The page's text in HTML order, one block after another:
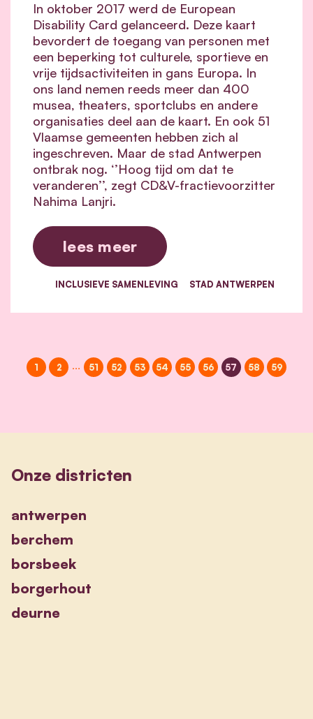
In oktober 2017 werd de European
Disability Card gelanceerd. Deze kaart
bevordert de toegang van personen met
een beperking tot culturele, sportieve en
vrije tijdsactiviteiten in gans Europa. In
ons land nemen reeds meer dan 400
musea, theaters, sportclubs en andere
organisaties deel aan de kaart. En ook 51
Vlaamse gemeenten hebben zich al
ingeschreven. Maar de stad Antwerpen
ontbrak nog. ‘’Hoog tijd om dat te
veranderen’’, zegt CD&V-fractievoorzitter
Nahima Lanjri.
lees meer
INCLUSIEVE SAMENLEVING STAD ANTWERPEN
1 2 … 51 52 53 54 55 56 57 58 59
Onze districten
antwerpen
berchem
borsbeek
borgerhout
deurne